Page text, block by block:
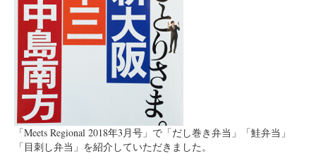
「Meets Regional 2018年3月号」で「だし巻き弁当」「鮭弁当」
「目刺し弁当」を紹介していただきました。